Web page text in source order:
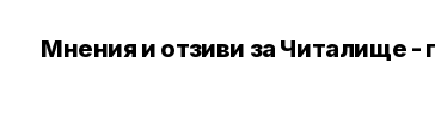
Мнения и отзиви за Читалище